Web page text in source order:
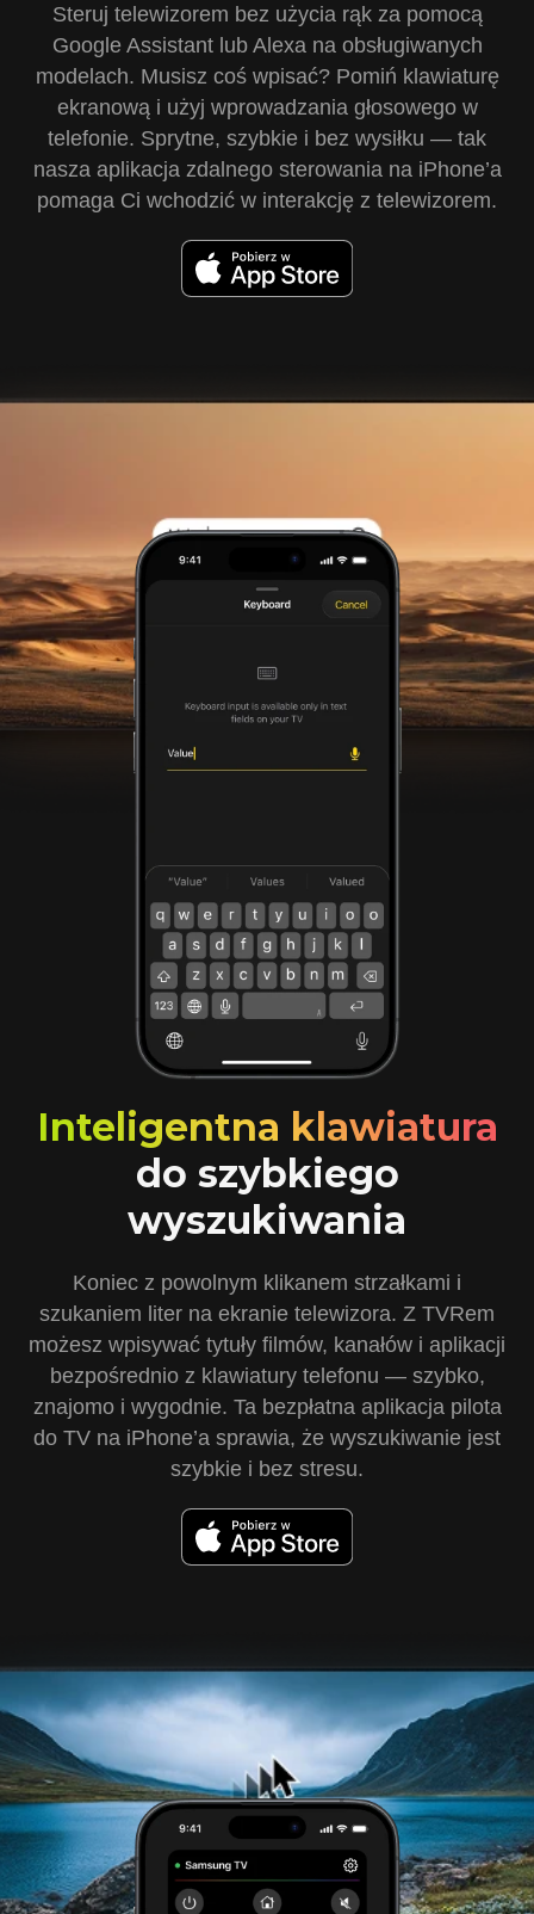
Steruj telewizorem bez użycia rąk za pomocą
Google Assistant lub Alexa na obsługiwanych
modelach. Musisz coś wpisać? Pomiń klawiaturę
ekranową i użyj wprowadzania głosowego w
telefonie. Sprytne, szybkie i bez wysiłku — tak
nasza aplikacja zdalnego sterowania na iPhone’a
pomaga Ci wchodzić w interakcję z telewizorem.
Inteligentna klawiatura
do szybkiego
wyszukiwania
Koniec z powolnym klikanem strzałkami i
szukaniem liter na ekranie telewizora. Z TVRem
możesz wpisywać tytuły filmów, kanałów i aplikacji
bezpośrednio z klawiatury telefonu — szybko,
znajomo i wygodnie. Ta bezpłatna aplikacja pilota
do TV na iPhone’a sprawia, że wyszukiwanie jest
szybkie i bez stresu.